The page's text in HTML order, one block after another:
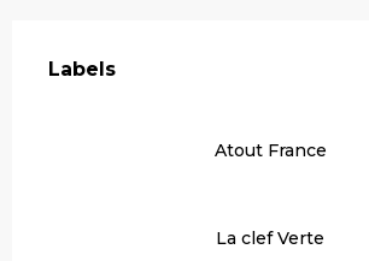
Labels
Labels
Atout France
La clef Verte